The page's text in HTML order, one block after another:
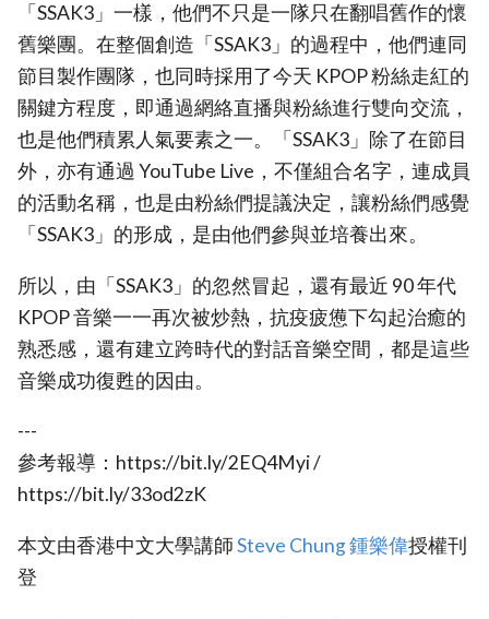
「SSAK3」一樣，他們不只是一隊只在翻唱舊作的懷
舊樂團。在整個創造「SSAK3」的過程中，他們連同
節目製作團隊，也同時採用了今天 KPOP 粉絲走紅的
關鍵方程度，即通過網絡直播與粉絲進行雙向交流，
也是他們積累人氣要素之一。「SSAK3」除了在節目
外，亦有通過 YouTube Live，不僅組合名字，連成員
的活動名稱，也是由粉絲們提議決定，讓粉絲們感覺
「SSAK3」的形成，是由他們參與並培養出來。
所以，由「SSAK3」的忽然冒起，還有最近 90 年代
KPOP 音樂一一再次被炒熱，抗疫疲憊下勾起治癒的
熟悉感，還有建立跨時代的對話音樂空間，都是這些
音樂成功復甦的因由。
---
參考報導：https://bit.ly/2EQ4Myi /
https://bit.ly/33od2zK
本文由香港中文大學講師Steve Chung 鍾樂偉授權刊
登